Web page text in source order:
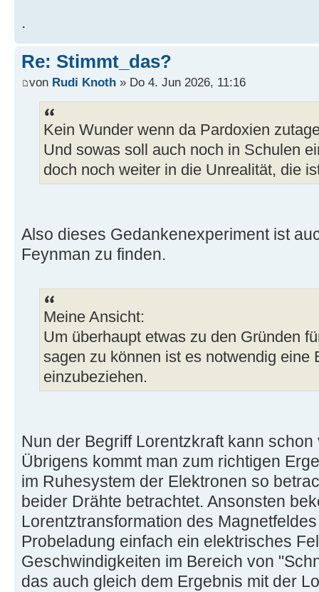
.
Re: Stimmt_das?
von Rudi Knoth » Do 4. Jun 2026, 11:16
Kein Wunder wenn da Pardoxien
Und sowas soll auch noch in Schulen
doch noch weiter in die Unrealität, die
Also dieses Gedankenexperiment ist
Feynman zu finden.
Meine Ansicht:
Um überhaupt etwas zu den Gründen
sagen zu können ist es notwendig eine
einzubeziehen.
Nun der Begriff Lorentzkraft kann
Übrigens kommt man zum richtigen
im Ruhesystem der Elektronen so
beider Drähte betrachtet. Ansonsten
Lorentztransformation des
Probeladung einfach ein elektrisches
Geschwindigkeiten im Bereich von
das auch gleich dem Ergebnis mit der